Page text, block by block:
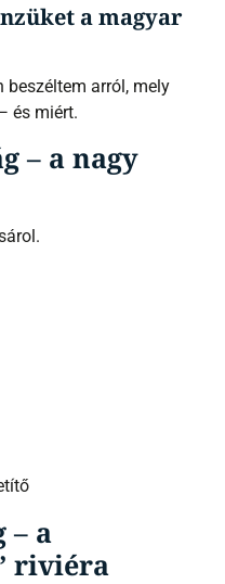
a magyar
beszéltem arról, mely
és miért.
– a nagy
– a
riviéra